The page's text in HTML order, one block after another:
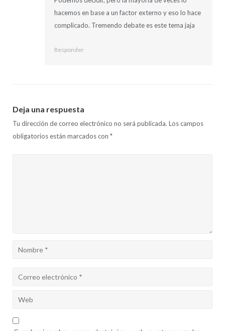
hacemos en base a un factor externo y eso lo hace
complicado. Tremendo debate es este tema jaja
Responder
Deja una respuesta
Tu dirección de correo electrónico no será publicada. Los campos
obligatorios están marcados con *